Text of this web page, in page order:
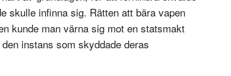
skulle infinna sig. Rätten att bära vapen
kunde man värna sig mot en statsmakt
instans som skyddade deras